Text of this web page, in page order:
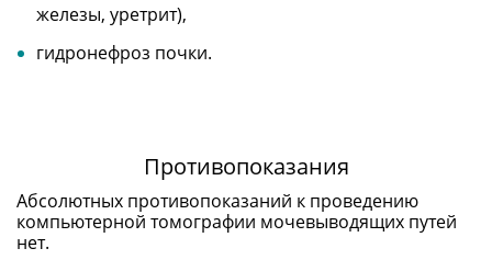
железы, уретрит),
гидронефроз почки.
Противопоказания
Абсолютных противопоказаний к проведению
компьютерной томографии мочевыводящих путей
нет.